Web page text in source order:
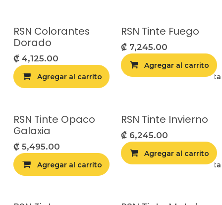
RSN Colorantes
Dorado
₡ 4,125.00
Agregar al carrito Agregar a la
RSN Tinte Fuego
₡ 7,245.00
Agregar al carrito
RSN Tinte Opaco
Galaxia
₡ 5,495.00
Agregar al carrito Agregar a la
RSN Tinte Invierno
₡ 6,245.00
Agregar al carrito